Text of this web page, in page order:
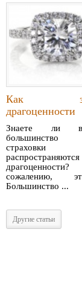
Как
драгоценности
Знаете ли
сожалению,
Большинство ...
Другие статьи